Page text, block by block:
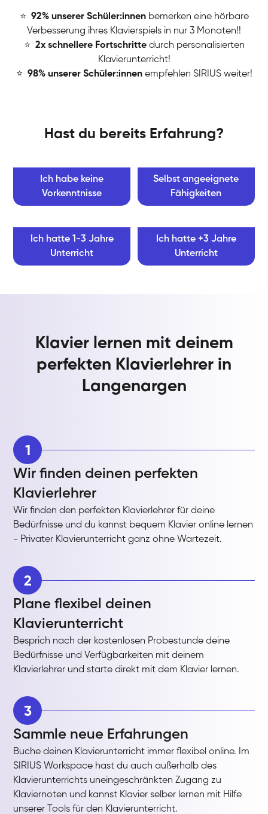
⭐ 92% unserer Schüler:innen bemerken eine hörbare
Verbesserung ihres Klavierspiels in nur 3 Monaten!!
⭐ 2x schnellere Fortschritte durch personalisierten
Klavierunterricht!
⭐ 98% unserer Schüler:innen empfehlen SIRIUS weiter!
Hast du bereits Erfahrung?
Ich habe keine
Vorkenntnisse
Selbst angeeignete
Fähigkeiten
Ich hatte 1-3 Jahre
Unterricht
Ich hatte +3 Jahre
Unterricht
Klavier lernen mit deinem
perfekten Klavierlehrer in
Langenargen
1
Wir finden deinen perfekten
Klavierlehrer
Wir finden den perfekten Klavierlehrer für deine
Bedürfnisse und du kannst bequem Klavier online lernen
- Privater Klavierunterricht ganz ohne Wartezeit.
2
Plane flexibel deinen
Klavierunterricht
Besprich nach der kostenlosen Probestunde deine
Bedürfnisse und Verfügbarkeiten mit deinem
Klavierlehrer und starte direkt mit dem Klavier lernen.
3
Sammle neue Erfahrungen
Buche deinen Klavierunterricht immer flexibel online. Im
SIRIUS Workspace hast du auch außerhalb des
Klavierunterrichts uneingeschränkten Zugang zu
Klaviernoten und kannst Klavier selber lernen mit Hilfe
unserer Tools für den Klavierunterricht.